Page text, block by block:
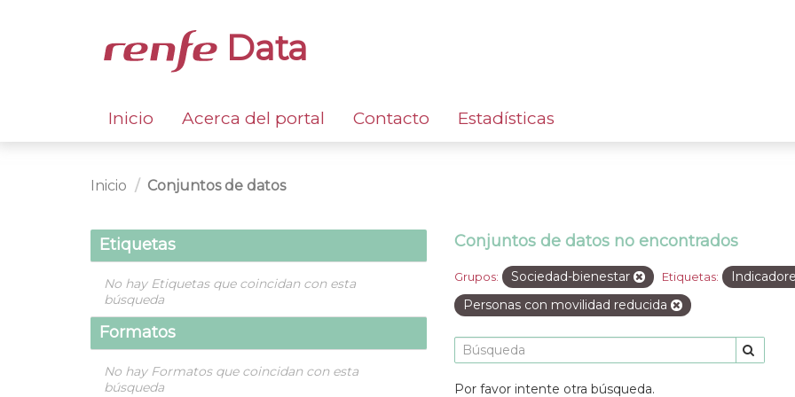
Data
Inicio Acerca del portal Contacto Estadísticas
Inicio Conjuntos de datos
Etiquetas
No hay Etiquetas que coincidan con esta
búsqueda
Formatos
No hay Formatos que coincidan con esta
búsqueda
Conjuntos de datos no encontrados
Grupos: Sociedad-bienestar Etiquetas:
Personas con movilidad reducida
Por favor intente otra búsqueda.